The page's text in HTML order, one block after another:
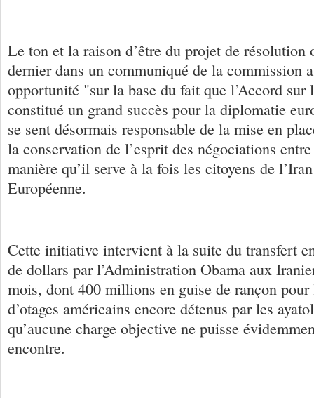
Le ton et la raison d’être du projet de résolution
dernier dans un communiqué de la commission
opportunité "sur la base du fait que l’Accord sur
constitué un grand succès pour la diplomatie
se sent désormais responsable de la mise en
la conservation de l’esprit des négociations
manière qu’il serve à la fois les citoyens de
Européenne.
Cette initiative intervient à la suite du transfert
de dollars par l’Administration Obama aux
mois, dont 400 millions en guise de rançon
d’otages américains encore détenus par les
qu’aucune charge objective ne puisse
encontre.